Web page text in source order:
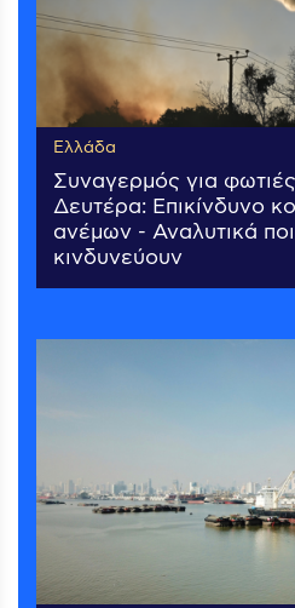
Ελλάδα
Συναγερμός για
Δευτέρα: Επικίνδυνο
ανέμων - Αναλυτικά
κινδυνεύουν